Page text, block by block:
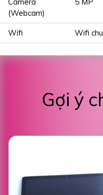
(Webcam)
Wifi Wifi
Gợi ý